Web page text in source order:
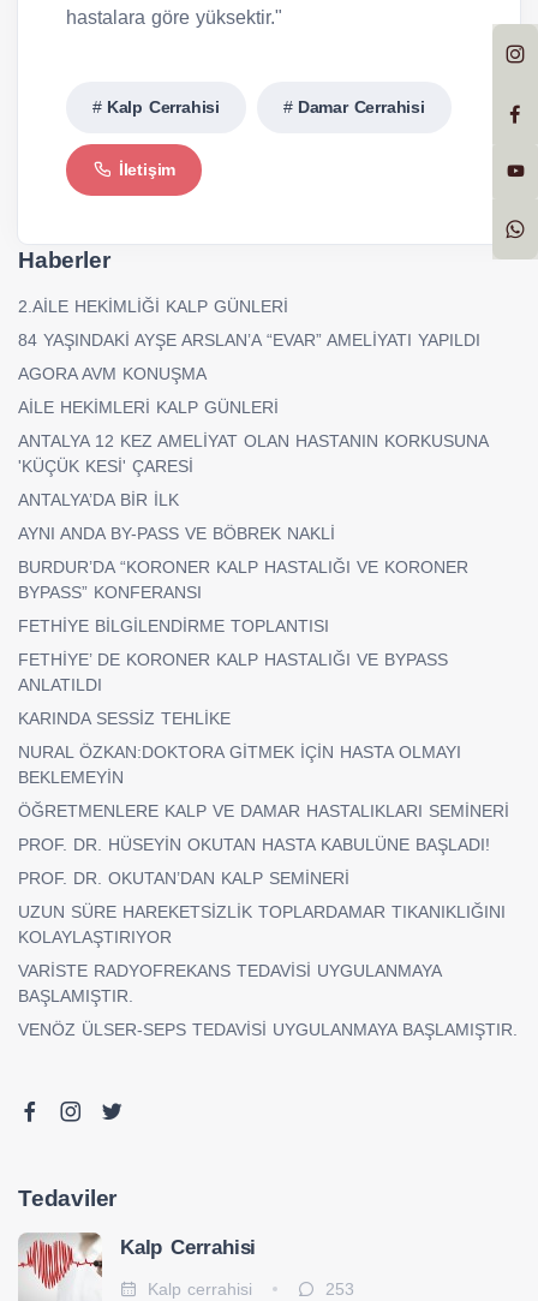
hastalara göre yüksektir."
Kalp Cerrahisi Damar Cerrahisi
İletişim
Haberler
2.AİLE HEKİMLİĞİ KALP GÜNLERİ
84 YAŞINDAKİ AYŞE ARSLAN’A “EVAR” AMELİYATI YAPILDI
AGORA AVM KONUŞMA
AİLE HEKİMLERİ KALP GÜNLERİ
ANTALYA 12 KEZ AMELİYAT OLAN HASTANIN KORKUSUNA
'KÜÇÜK KESİ' ÇARESİ
ANTALYA’DA BİR İLK
AYNI ANDA BY-PASS VE BÖBREK NAKLİ
BURDUR’DA “KORONER KALP HASTALIĞI VE KORONER
BYPASS” KONFERANSI
FETHİYE BİLGİLENDİRME TOPLANTISI
FETHİYE’ DE KORONER KALP HASTALIĞI VE BYPASS
ANLATILDI
KARINDA SESSİZ TEHLİKE
NURAL ÖZKAN:DOKTORA GİTMEK İÇİN HASTA OLMAYI
BEKLEMEYİN
ÖĞRETMENLERE KALP VE DAMAR HASTALIKLARI SEMİNERİ
PROF. DR. HÜSEYİN OKUTAN HASTA KABULÜNE BAŞLADI!
PROF. DR. OKUTAN’DAN KALP SEMİNERİ
UZUN SÜRE HAREKETSİZLİK TOPLARDAMAR TIKANIKLIĞINI
KOLAYLAŞTIRIYOR
VARİSTE RADYOFREKANS TEDAVİSİ UYGULANMAYA
BAŞLAMIŞTIR.
VENÖZ ÜLSER-SEPS TEDAVİSİ UYGULANMAYA BAŞLAMIŞTIR.
Tedaviler
Kalp Cerrahisi
Kalp cerrahisi 253